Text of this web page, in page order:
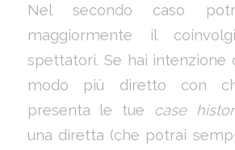
Nel secondo caso
maggiormente il
spettatori. Se hai intenzione
modo più diretto con
presenta le tue
case
una diretta (che potrai